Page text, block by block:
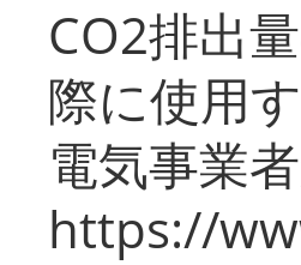
CO2排出
際に使用
電気事業
https://